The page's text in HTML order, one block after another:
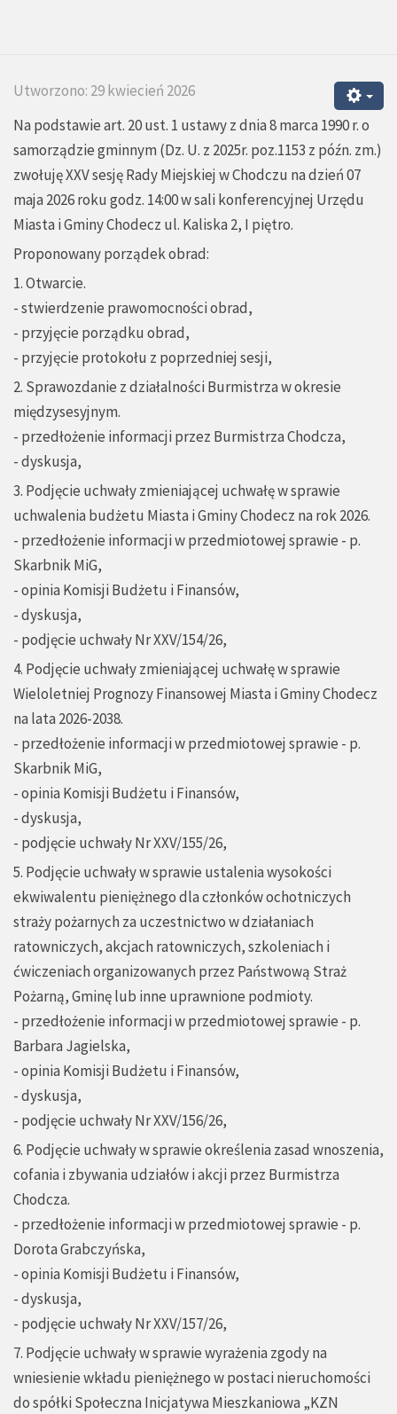
Utworzono: 29 kwiecień 2026
Na podstawie art. 20 ust. 1 ustawy z dnia 8 marca 1990 r. o
samorządzie gminnym (Dz. U. z 2025r. poz.1153 z późn. zm.)
zwołuję XXV sesję Rady Miejskiej w Chodczu na dzień 07
maja 2026 roku godz. 14:00 w sali konferencyjnej Urzędu
Miasta i Gminy Chodecz ul. Kaliska 2, I piętro.
Proponowany porządek obrad:
1. Otwarcie.
- stwierdzenie prawomocności obrad,
- przyjęcie porządku obrad,
- przyjęcie protokołu z poprzedniej sesji,
2. Sprawozdanie z działalności Burmistrza w okresie
międzysesyjnym.
- przedłożenie informacji przez Burmistrza Chodcza,
- dyskusja,
3. Podjęcie uchwały zmieniającej uchwałę w sprawie
uchwalenia budżetu Miasta i Gminy Chodecz na rok 2026.
- przedłożenie informacji w przedmiotowej sprawie - p.
Skarbnik MiG,
- opinia Komisji Budżetu i Finansów,
- dyskusja,
- podjęcie uchwały Nr XXV/154/26,
4. Podjęcie uchwały zmieniającej uchwałę w sprawie
Wieloletniej Prognozy Finansowej Miasta i Gminy Chodecz
na lata 2026-2038.
- przedłożenie informacji w przedmiotowej sprawie - p.
Skarbnik MiG,
- opinia Komisji Budżetu i Finansów,
- dyskusja,
- podjęcie uchwały Nr XXV/155/26,
5. Podjęcie uchwały w sprawie ustalenia wysokości
ekwiwalentu pieniężnego dla członków ochotniczych
straży pożarnych za uczestnictwo w działaniach
ratowniczych, akcjach ratowniczych, szkoleniach i
ćwiczeniach organizowanych przez Państwową Straż
Pożarną, Gminę lub inne uprawnione podmioty.
- przedłożenie informacji w przedmiotowej sprawie - p.
Barbara Jagielska,
- opinia Komisji Budżetu i Finansów,
- dyskusja,
- podjęcie uchwały Nr XXV/156/26,
6. Podjęcie uchwały w sprawie określenia zasad wnoszenia,
cofania i zbywania udziałów i akcji przez Burmistrza
Chodcza.
- przedłożenie informacji w przedmiotowej sprawie - p.
Dorota Grabczyńska,
- opinia Komisji Budżetu i Finansów,
- dyskusja,
- podjęcie uchwały Nr XXV/157/26,
7. Podjęcie uchwały w sprawie wyrażenia zgody na
wniesienie wkładu pieniężnego w postaci nieruchomości
do spółki Społeczna Inicjatywa Mieszkaniowa „KZN